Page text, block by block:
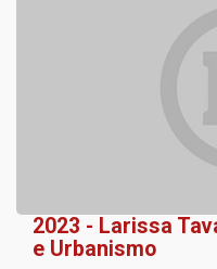
2023 - Larissa
e Urbanismo